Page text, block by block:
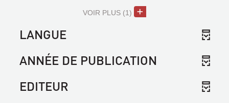
VOIR PLUS (1)
LANGUE
ANNÉE DE PUBLICATION
EDITEUR